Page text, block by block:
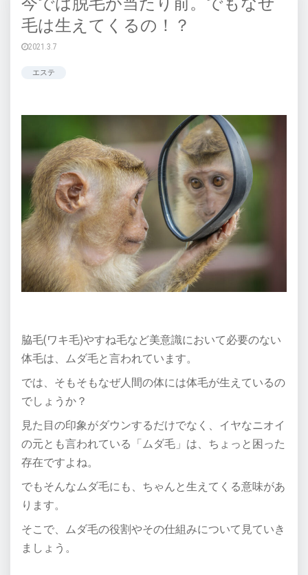
毛は生えてくるの！？
2021.3.7
エステ
脇毛(ワキ毛)やすね毛など美意識において必要のない
体毛は、 ムダ毛と言われています。
では、そもそもなぜ人間の体には体毛が生えているの
でしょうか？
見た目の印象がダウンするだけでなく、イヤなニオイ
の元とも言われている 「ムダ毛」は、ちょっと困った
存在ですよね。
でもそんなムダ毛にも、ちゃんと生えてくる意味があ
ります。
そこで、ムダ毛の役割やその仕組みについて見ていき
ましょう。